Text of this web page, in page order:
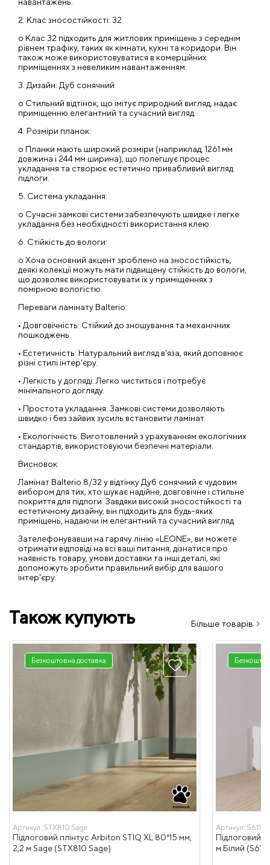
2. Клас зносостійкості: 32
o Клас 32 підходить для житлових приміщень з середнім
рівнем трафіку, таких як кімнати, кухні та коридори. Він
також може використовуватися в комерційних
приміщеннях з невеликим навантаженням.
3. Дизайн: Дуб сонячний
o Стильний відтінок, що імітує природний вигляд, надає
приміщенню елегантний та сучасний вигляд.
4. Розміри планок:
o Планки мають широкий розміри (наприклад, 1261 мм
довжина і 244 мм ширина), що полегшує процес
укладання та створює естетично привабливий вигляд
підлоги.
5. Система укладання:
o Сучасні замкові системи забезпечують швидке і легке
укладання без необхідності використання клею.
6. Стійкість до вологи:
o Хоча основний акцент зроблено на зносостійкість,
деякі колекції можуть мати підвищену стійкість до вологи,
що дозволяє використовувати їх у приміщеннях з
помірною вологістю.
Переваги ламінату Balterio:
• Довговічність: Стійкий до зношування та механічних
пошкоджень.
• Естетичність: Натуральний вигляд в'яза, який доповнює
різні стилі інтер'єру.
• Легкість у догляді: Легко чиститься і потребує
мінімального догляду.
• Простота укладання: Замкові системи дозволяють
швидко і без зайвих зусиль встановити ламінат.
• Екологічність: Виготовлений з урахуванням екологічних
стандартів, використовуючи безпечні матеріали.
Висновок:
Ламінат Balterio 8/32 у відтінку Дуб сонячний є чудовим
вибором для тих, хто шукає надійне, довговічне і стильне
покриття для підлоги. Завдяки високій зносостійкості та
естетичному дизайну, він підходить для будь-яких
приміщень, надаючи їм елегантний та сучасний вигляд.
Зателефонувавши на гарячу лінію «LEONE», ви можете
отримати відповіді на всі ваші питання, дізнатися про
наявність товару, умови доставки та інші деталі, які
допоможуть зробити правильний вибір для вашого
інтер'єру.
Також купують Більше товарів
Безкоштовна доставка
Артикул: STX810 Sage
Підлоговий плінтус Arbiton STIQ XL 80*15 мм,
2,2 м Sage (STX810 Sage)
Артикул: S611
Підлоговий
м Білий (S611)